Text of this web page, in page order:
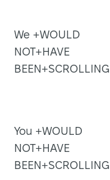
We +WOULD
NOT+HAVE
BEEN+SCROLLING
You +WOULD
NOT+HAVE
BEEN+SCROLLING